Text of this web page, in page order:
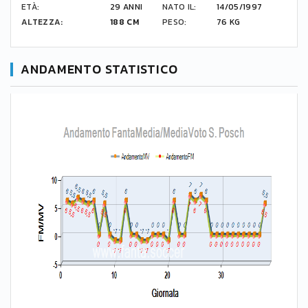
ETÀ: 29 ANNI NATO IL:
14/05/1997
ALTEZZA:
188 CM PESO: 76 KG
ANDAMENTO STATISTICO